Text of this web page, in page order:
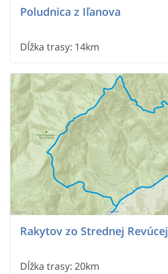
Poludnica z Iľanova
Dĺžka trasy: 14km
Rakytov zo Strednej Revúcej
Dĺžka trasy: 20km